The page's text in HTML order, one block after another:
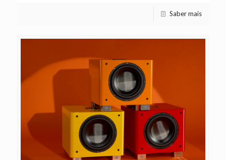
Saber mais